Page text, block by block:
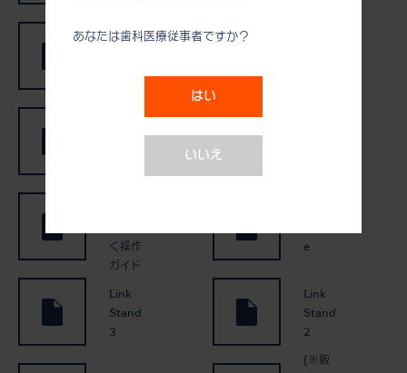
あなたは歯科医療従事者ですか？
はい
いいえ
サージ
く操作
ガイド
e
Link
Stand
3
Link
Stand
2
(※販